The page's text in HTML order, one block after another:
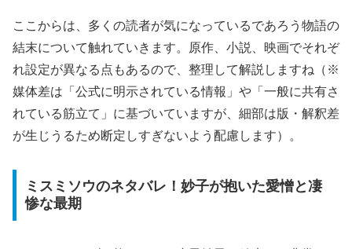
ここからは、多くの読者が気になっているであろう物語の
結末について触れていきます。原作、小説、映画でそれぞ
れ設定が異なる点もあるので、整理して解説しますね（※
媒体差は「公式に明示されている情報」や「一般に共有さ
れている筋立て」に基づいていますが、細部は版・解釈差
が生じうるため断定しすぎないよう配慮します）。
ミスミソウのネタバレ！妙子が抱いた愛憎と凄
惨な最期